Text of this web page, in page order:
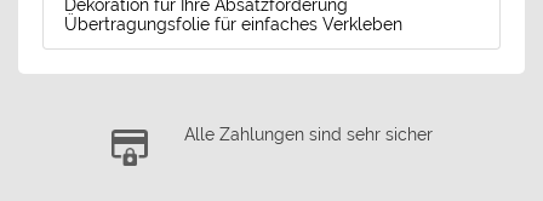
Dekoration für Ihre Absatzförderung
Übertragungsfolie für einfaches Verkleben
Alle Zahlungen sind sehr sicher